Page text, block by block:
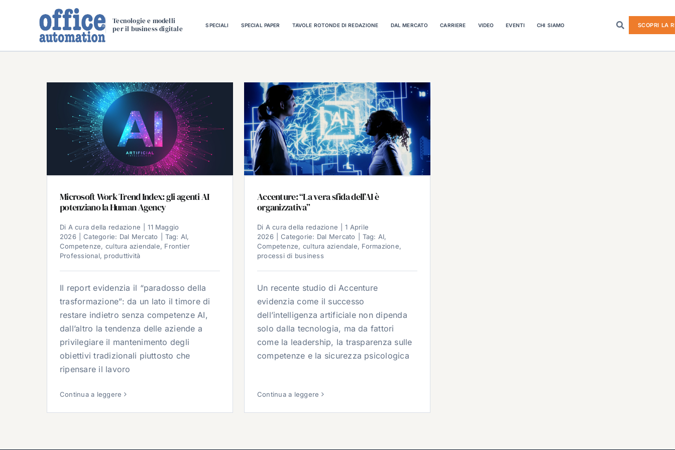
Tecnologie e modelli
per il business digitale
SPECIALI SPECIAL PAPER TAVOLE ROTONDE DI REDAZIONE DAL MERCATO CARRIERE VIDEO EVENTI CHI SIAMO SCOPRI LA
Microsoft Work Trend Index: gli agenti AI
potenziano la Human Agency
Di A cura della redazione
11 Maggio
2026
Categorie: Dal Mercato Tag: AI,
Competenze, cultura aziendale, Frontier
Professional, produttività
Il report evidenzia il “paradosso della
trasformazione”: da un lato il timore di
restare indietro senza competenze AI,
dall’altro la tendenza delle aziende a
privilegiare il mantenimento degli
obiettivi tradizionali piuttosto che
ripensare il lavoro
Continua a leggere
Accenture: “La vera sfida dell’AI è
organizzativa”
Di A cura della redazione
1 Aprile
2026
Categorie: Dal Mercato Tag: AI,
Competenze, cultura aziendale, Formazione,
processi di business
Un recente studio di Accenture
evidenzia come il successo
dell’intelligenza artificiale non dipenda
solo dalla tecnologia, ma da fattori
come la leadership, la trasparenza sulle
competenze e la sicurezza psicologica
Continua a leggere